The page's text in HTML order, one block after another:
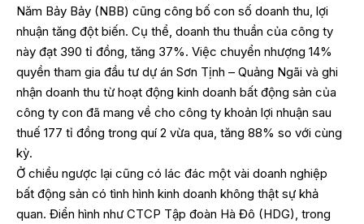
Năm Bảy Bảy (NBB) cũng công bố con số doanh thu, lợi
nhuận tăng đột biến. Cụ thể, doanh thu thuần của công ty
này đạt 390 tỉ đồng, tăng 37%. Việc chuyển nhượng 14%
quyền tham gia đầu tư dự án Sơn Tịnh – Quảng Ngãi và ghi
nhận doanh thu từ hoạt động kinh doanh bất động sản của
công ty con đã mang về cho công ty khoản lợi nhuận sau
thuế 177 tỉ đồng trong quí 2 vừa qua, tăng 88% so với cùng
kỳ.
Ở chiều ngược lại cũng có lác đác một vài doanh nghiệp
bất động sản có tình hình kinh doanh không thật sự khả
quan. Điển hình như CTCP Tập đoàn Hà Đô (HDG), trong